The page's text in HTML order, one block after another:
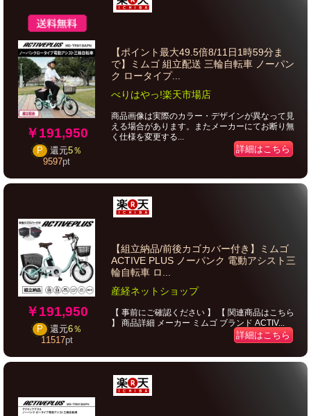
￥191,950
P 還元5％
9597pt
【ポイント最大49.5倍8/11日1時59分ま
で】ミムゴ 組立配送 三輪自転車 ノーパン
ク ロータイプ...
べりはやっ!楽天市場店
商品画像は実際のカラー・デザインが異なって見
える場合があります。またメーカーにてお断り無
く仕様を変更する...
詳細はこちら
￥191,950
P 還元6％
11517pt
【組立納品/前後カゴカバー付き】ミムゴ
ACTIVE PLUS ノーパンク 電動アシスト三
輪自転車 ロ...
産経ネットショップ
【 事前にご確認ください 】 【 関連商品はこちら
】 商品詳細 メーカー ミムゴ ブランド ACTIV...
詳細はこちら